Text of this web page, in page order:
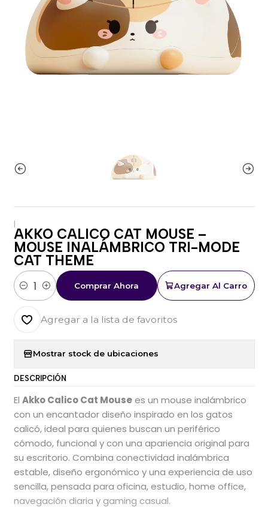
|
AKKO CALICO CAT MOUSE –
MOUSE INALÁMBRICO TRI-MODE
CAT THEME
Cantidad
Agregar Al Carro
Comprar Ahora
Agregar a la lista de favoritos
Mostrar stock de ubicaciones
DESCRIPCIÓN
El Akko Calico Cat Mousees un mouse inalámbrico
con un encantador diseño inspirado en los gatos
calicó, ideal para quienes buscan un periférico
cómodo, funcional y con una apariencia original para
su escritorio. Combina conectividad inalámbrica
estable, diseño ergonómico y una experiencia de uso
sencilla, pensada para oficina, estudio, home office,
navegación diaria y gaming casual.